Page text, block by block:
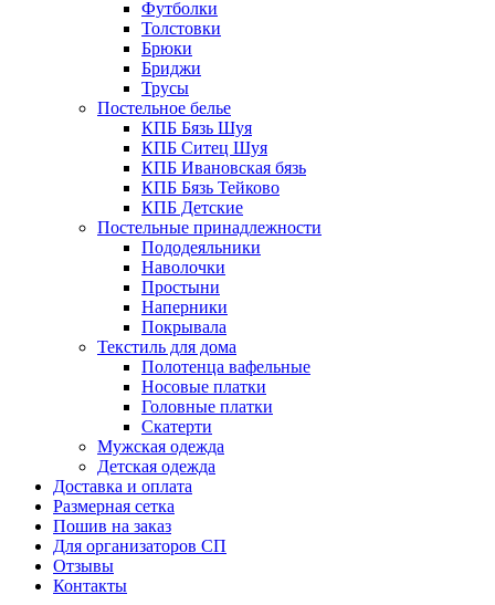
Футболки
Толстовки
Брюки
Бриджи
Трусы
Постельное белье
КПБ Бязь Шуя
КПБ Ситец Шуя
КПБ Ивановская бязь
КПБ Бязь Тейково
КПБ Детские
Постельные принадлежности
Пододеяльники
Наволочки
Простыни
Наперники
Покрывала
Текстиль для дома
Полотенца вафельные
Носовые платки
Головные платки
Скатерти
Мужская одежда
Детская одежда
Доставка и оплата
Размерная сетка
Пошив на заказ
Для организаторов СП
Отзывы
Контакты